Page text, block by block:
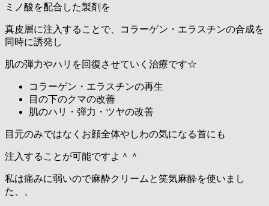
ミノ酸を配合した製剤を
真皮層に注入することで、コラーゲン・エラスチンの合成を
同時に誘発し
肌の弾力やハリを回復させていく治療です☆
コラーゲン・エラスチンの再生
目の下のクマの改善
肌のハリ・弾力・ツヤの改善
目元のみではなくお顔全体やしわの気になる首にも
注入することが可能ですよ＾＾
私は痛みに弱いので麻酔クリームと笑気麻酔を使いまし
た、、